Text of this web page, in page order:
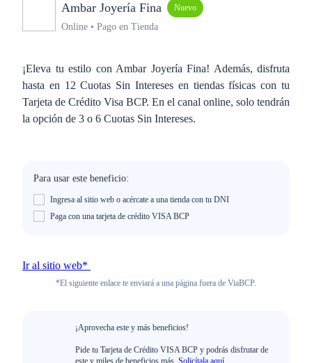
Ambar Joyería Fina Nuevo
Online • Pago en Tienda
¡Eleva tu estilo con Ambar Joyería Fina! Además, disfruta
hasta en 12 Cuotas Sin Intereses en tiendas físicas con tu
Tarjeta de Crédito Visa BCP. En el canal online, solo tendrán
la opción de 3 o 6 Cuotas Sin Intereses.
Para usar este beneficio:
Ingresa al sitio web o acércate a una tienda con tu DNI
Paga con una tarjeta de crédito VISA BCP
Ir al sitio web*
*El siguiente enlace te enviará a una página fuera de ViaBCP.
¡Aprovecha este y más beneficios!
Pide tu Tarjeta de Crédito VISA BCP y podrás disfrutar de
este y miles de beneficios más. Solicítala aquí